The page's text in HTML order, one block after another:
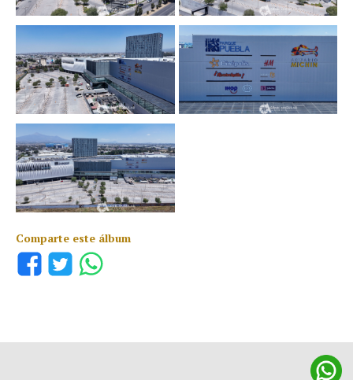
Comparte este álbum